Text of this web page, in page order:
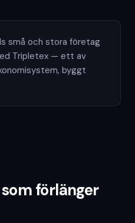
små och stora företag
Tripletex — ett av
byggt
förlänger